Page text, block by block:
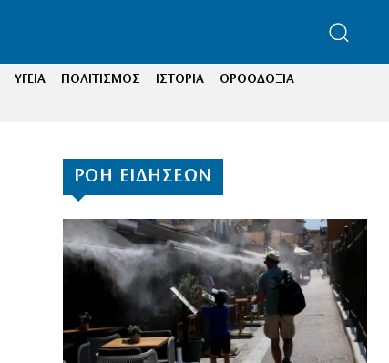
ΥΓΕΙΑ ΠΟΛΙΤΙΣΜΟΣ ΙΣΤΟΡΙΑ
ΟΡΘΟΔΟΞΙΑ
ΡΟΗ ΕΙΔΗΣΕΩΝ